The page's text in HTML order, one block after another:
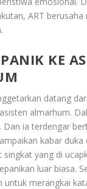
ART berusaha
KE
datang
almarhum.
ia terdengar
kabar duka
singkat yang di
luar biasa.
untuk merangkai